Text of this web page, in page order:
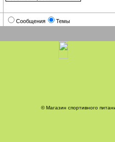
Сообщения Темы
© Магазин спортивного